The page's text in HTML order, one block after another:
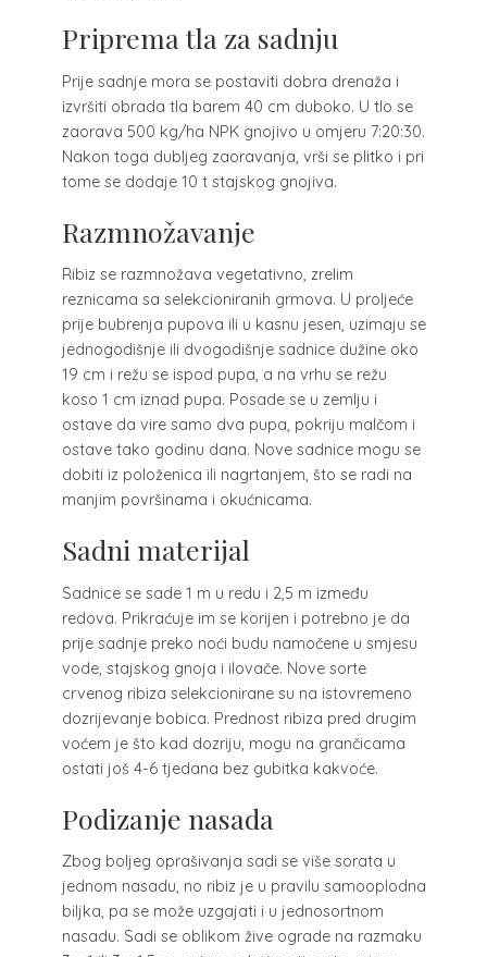
Priprema tla za sadnju
Prije sadnje mora se postaviti dobra drenaža i
izvršiti obrada tla barem 40 cm duboko. U tlo se
zaorava 500 kg/ha NPK gnojivo u omjeru 7:20:30.
Nakon toga dubljeg zaoravanja, vrši se plitko i pri
tome se dodaje 10 t stajskog gnojiva.
Razmnožavanje
Ribiz se razmnožava vegetativno, zrelim
reznicama sa selekcioniranih grmova. U proljeće
prije bubrenja pupova ili u kasnu jesen, uzimaju se
jednogodišnje ili dvogodišnje sadnice dužine oko
19 cm i režu se ispod pupa, a na vrhu se režu
koso 1 cm iznad pupa. Posade se u zemlju i
ostave da vire samo dva pupa, pokriju malčom i
ostave tako godinu dana. Nove sadnice mogu se
dobiti iz položenica ili nagrtanjem, što se radi na
manjim površinama i okućnicama.
Sadni materijal
Sadnice se sade 1 m u redu i 2,5 m između
redova. Prikraćuje im se korijen i potrebno je da
prije sadnje preko noći budu namočene u smjesu
vode, stajskog gnoja i ilovače. Nove sorte
crvenog ribiza selekcionirane su na istovremeno
dozrijevanje bobica. Prednost ribiza pred drugim
voćem je što kad dozriju, mogu na grančicama
ostati još 4-6 tjedana bez gubitka kakvoće.
Podizanje nasada
Zbog boljeg oprašivanja sadi se više sorata u
jednom nasadu, no ribiz je u pravilu samooplodna
biljka, pa se može uzgajati i u jednosortnom
nasadu. Sadi se oblikom žive ograde na razmaku